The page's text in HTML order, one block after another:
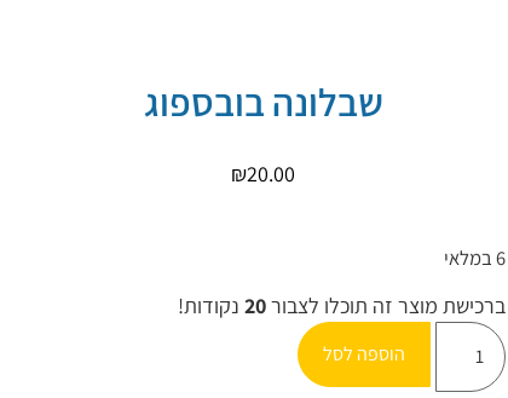
שבלונה בובספוג
₪20.00
6 במלאי
ברכישת מוצר זה תוכלו לצבור20 נקודות!
הוספה לסל